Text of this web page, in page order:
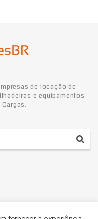
de locação de
e equipamentos